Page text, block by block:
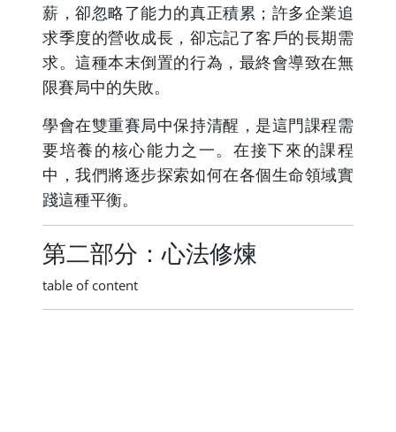
薪，卻忽略了能力的真正積累；許多企業追
求季度的營收成長，卻忘記了客戶的長期需
求。這種本末倒置的行為，最終會導致在無
限賽局中的失敗。
學會在雙重賽局中保持清醒，是這門課程需
要培養的核心能力之一。在接下來的課程
中，我們將逐步探索如何在各個生命領域實
踐這種平衡。
第二部分：心法修煉
table of content